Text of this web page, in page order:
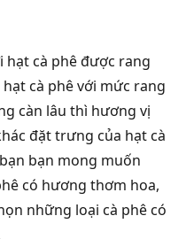
hạt cà phê được rang
cà phê với mức rang
càn lâu thì hương vị
đặt trưng của hạt cà
bạn mong muốn
có hương thơm hoa,
những loại cà phê có